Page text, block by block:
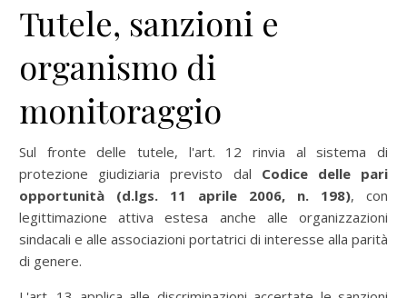
Tutele, sanzioni e
organismo di
monitoraggio
Sul fronte delle tutele, l'art. 12 rinvia al sistema di
protezione giudiziaria previsto dal Codice delle pari
opportunità (d.lgs. 11 aprile 2006, n. 198), con
legittimazione attiva estesa anche alle organizzazioni
sindacali e alle associazioni portatrici di interesse alla parità
di genere.